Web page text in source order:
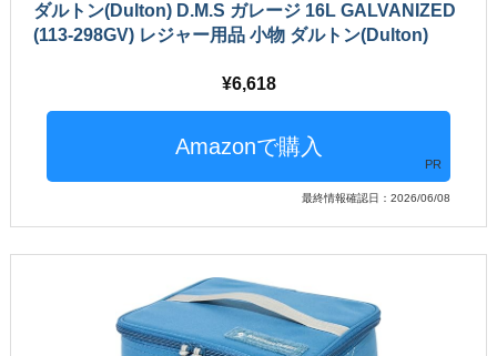
ダルトン(Dulton) D.M.S ガレージ 16L GALVANIZED
(113-298GV) レジャー用品 小物 ダルトン(Dulton)
6,618
PR
最終情報確認日：2026/06/08